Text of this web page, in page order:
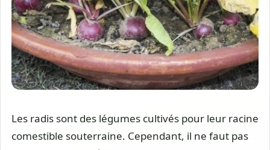
Les radis sont des légumes cultivés pour leur racine
comestible souterraine. Cependant, il ne faut pas